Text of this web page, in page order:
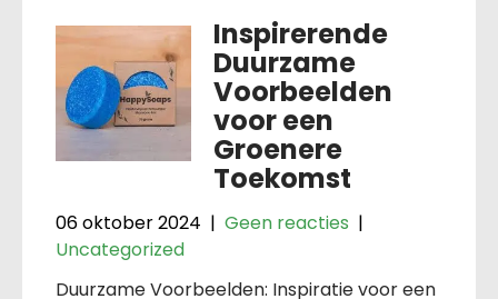
Inspirerende
Duurzame
Voorbeelden
voor een
Groenere
Toekomst
06 oktober 2024 | Geen reacties |
Uncategorized
Duurzame Voorbeelden: Inspiratie voor een